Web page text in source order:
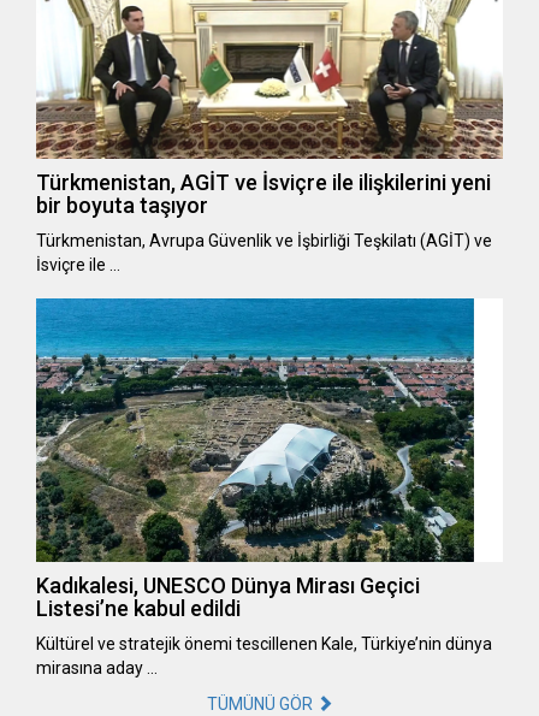
Türkmenistan, AGİT ve İsviçre ile ilişkilerini yeni
bir boyuta taşıyor
Türkmenistan, Avrupa Güvenlik ve İşbirliği Teşkilatı (AGİT) ve
İsviçre ile …
Kadıkalesi, UNESCO Dünya Mirası Geçici
Listesi’ne kabul edildi
Kültürel ve stratejik önemi tescillenen Kale, Türkiye’nin dünya
mirasına aday …
TÜMÜNÜ GÖR